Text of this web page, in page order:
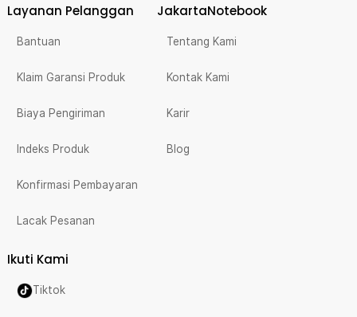
Layanan Pelanggan
Bantuan
Klaim Garansi Produk
Biaya Pengiriman
Indeks Produk
Konfirmasi Pembayaran
Lacak Pesanan
JakartaNotebook
Tentang Kami
Kontak Kami
Karir
Blog
Ikuti Kami
Tiktok